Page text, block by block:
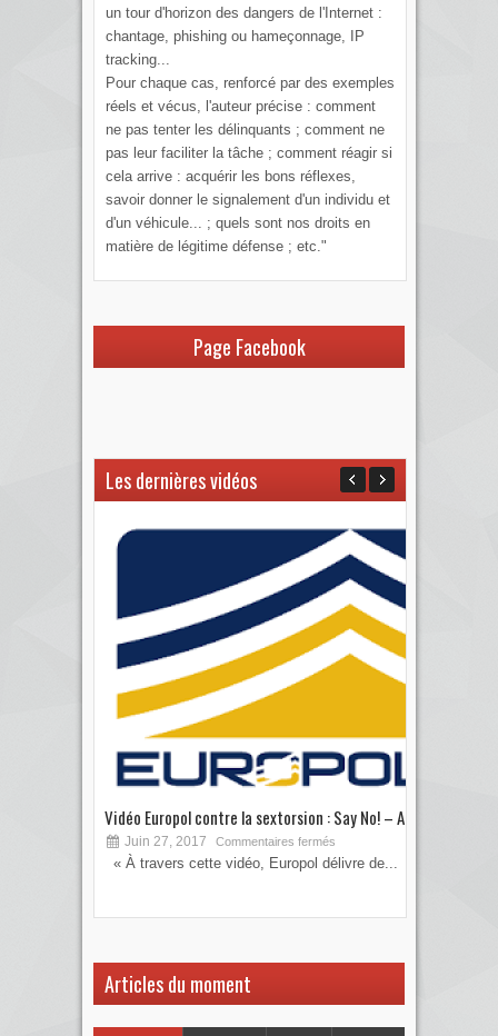
un tour d'horizon des dangers de l'Internet :
chantage, phishing ou hameçonnage, IP
tracking...
Pour chaque cas, renforcé par des exemples
réels et vécus, l'auteur précise : comment
ne pas tenter les délinquants ; comment ne
pas leur faciliter la tâche ; comment réagir si
cela arrive : acquérir les bons réflexes,
savoir donner le signalement d'un individu et
d'un véhicule... ; quels sont nos droits en
matière de légitime défense ; etc."
Page Facebook
Les dernières vidéos
Vidéo Europol contre la sextorsion : Say No! – A...
Juin 27, 2017 Commentaires fermés
« À travers cette vidéo, Europol délivre de...
Articles du moment